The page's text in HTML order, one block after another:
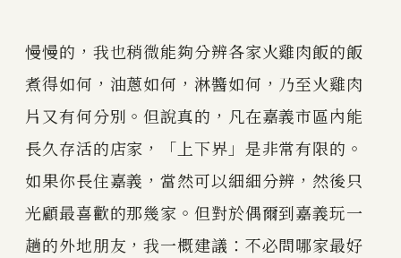
慢慢的，我也稍微能夠分辨各家火雞肉飯的飯
煮得如何，油蔥如何，淋醬如何，乃至火雞肉
片又有何分別。但說真的，凡在嘉義市區內能
長久存活的店家，「上下界」是非常有限的。
如果你長住嘉義，當然可以細細分辨，然後只
光顧最喜歡的那幾家。但對於偶爾到嘉義玩一
趟的外地朋友，我一概建議：不必問哪家最好